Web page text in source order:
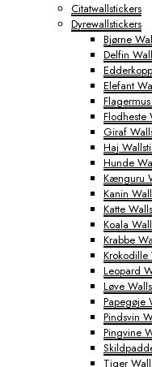
Citatwallstickers
Dyrewallstickers
Bjørne
Delfin
Elefant
Flodheste
Giraf
Haj
Hunde
Kænguru
Kanin
Katte
Koala
Krabbe
Krokodille
Leopard
Løve
Papegøje
Pindsvin
Pingvine
Tiger